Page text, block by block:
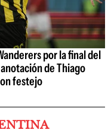
por la final del
de Thiago
festejo